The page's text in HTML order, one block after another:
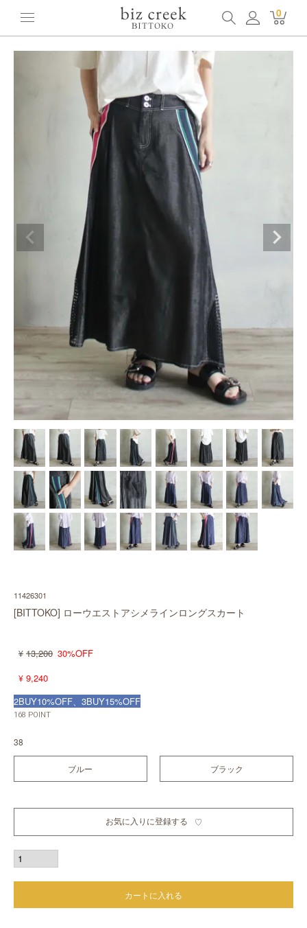
0
ボトムス
[BITTOKO] ローウエストアシメラインロングスカート
11426301
[BITTOKO] ローウエストアシメラインロングスカート
¥ 13,200 30%OFF
¥ 9,240
2BUY10%OFF、3BUY15%OFF
168 POINT
38
ブルー ブラック
お気に入りに登録する
カートに入れる